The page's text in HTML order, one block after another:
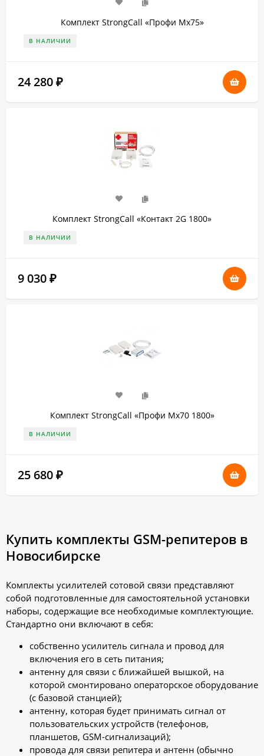
Комплект StrongCall «Профи Мх75»
В НАЛИЧИИ
24 280 ₽
Комплект StrongCall «Контакт 2G 1800»
В НАЛИЧИИ
9 030 ₽
Комплект StrongCall «Профи Мх70 1800»
В НАЛИЧИИ
25 680 ₽
Купить комплекты GSM-репитеров в
Новосибирске
Комплекты усилителей сотовой связи представляют
собой подготовленные для самостоятельной установки
наборы, содержащие все необходимые комплектующие.
Стандартно они включают в себя:
собственно усилитель сигнала и провод для
включения его в сеть питания;
антенну для связи с ближайшей вышкой, на
которой смонтировано операторское оборудование
(с базовой станцией);
антенну, которая будет принимать сигнал от
пользовательских устройств (телефонов,
планшетов, GSM-сигнализаций);
провода для связи репитера и антенн (обычно